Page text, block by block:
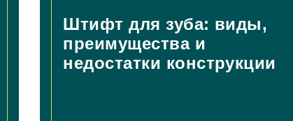
Штифт для зуба: виды,
преимущества и
недостатки конструкции